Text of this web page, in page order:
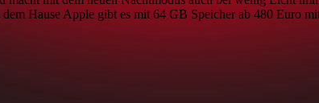
Hause Apple gibt es mit 64 GB Speicher ab 480 Euro